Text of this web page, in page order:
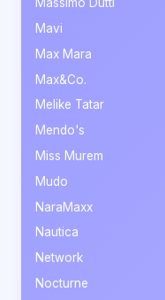
Mavi
Max Mara
Max&Co.
Melike Tatar
Mendo's
Miss Murem
Mudo
NaraMaxx
Nautica
Network
Nocturne